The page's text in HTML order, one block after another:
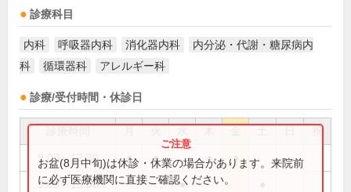
診療科目
内科 呼吸器内科 消化器内科
内分泌・代謝・糖尿病内
科
循環器科 アレルギー科
診療/受付時間・休診日
祝
9:00～12:30 ● ● ● ●
9:00～13:00 ●
お盆(8月中旬)は休診・休業の場合があります。来院前
に必ず医療機関に直接ご確認ください。